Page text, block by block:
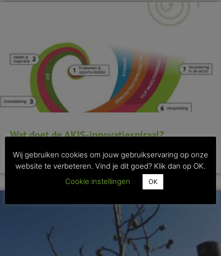
Wat doet de AKIS-innovatiespiraal?
>> Lees dit artikel
Wij gebruiken cookies om jouw gebruikservaring op onze
website te verbeteren. Vind je dit goed? Klik dan op OK.
Cookie instellingen
OK